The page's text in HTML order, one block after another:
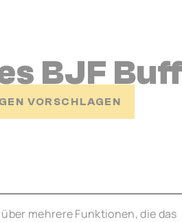
BJF
VORSCHLAGEN
mehrere Funktionen, die das